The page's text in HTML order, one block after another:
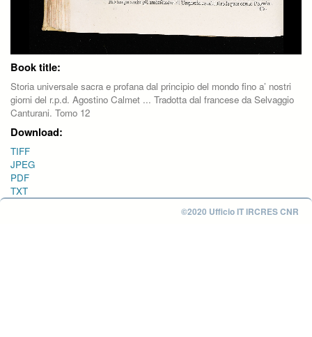
Book title:
Storia universale sacra e profana dal principio del mondo fino a’ nostri
giorni del r.p.d. Agostino Calmet ... Tradotta dal francese da Selvaggio
Canturani. Tomo 12
Download:
TIFF
JPEG
PDF
TXT
©2020 Ufficio IT IRCRES CNR